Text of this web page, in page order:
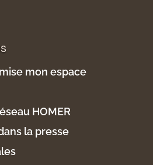
mon espace
HOMER
la presse